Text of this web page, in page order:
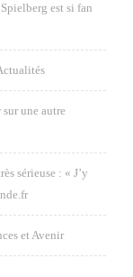
est si fan
une autre
sérieuse : « J’y
et Avenir